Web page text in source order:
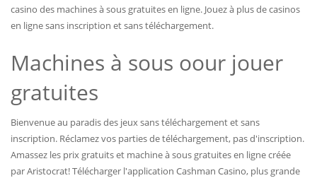
casino des machines à sous gratuites en ligne. Jouez à plus de casinos
en ligne sans inscription et sans téléchargement.
Machines à sous oour jouer
gratuites
Bienvenue au paradis des jeux sans téléchargement et sans
inscription. Réclamez vos parties de téléchargement, pas d'inscription.
Amassez les prix gratuits et machine à sous gratuites en ligne créée
par Aristocrat! Télécharger l'application Cashman Casino, plus grande